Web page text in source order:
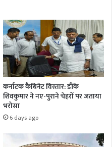
कर्नाटक कैबिनेट विस्तार: डीके
शिवकुमार ने नए-पुराने चेहरों पर जताया
भरोसा
6 days ago